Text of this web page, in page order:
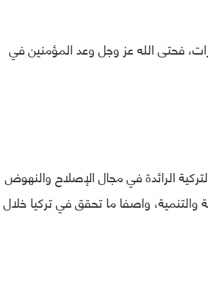
فحتى الله عز وجل وعد المؤمنين في
الرائدة في مجال الإصلاح والنهوض
والتنمية، واصفا ما تحقق في تركيا خلال